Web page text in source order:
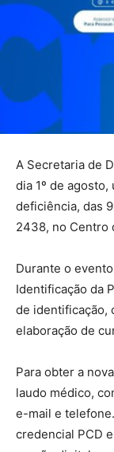
A Secretaria de
dia 1º de
deficiência, das
2438, no Centro
Durante o
Identificação da
de identificação,
elaboração de
Para obter a
laudo médico,
e-mail e
credencial PCD